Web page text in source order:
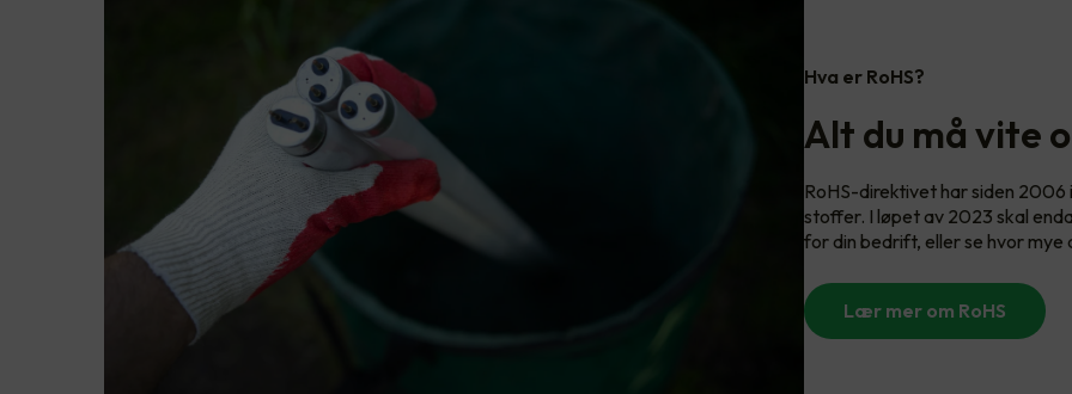
Hva er RoHS?
Alt du må vite
RoHS-direktivet har siden
stoffer. I løpet av 2023 skal
for din bedrift, eller se hvor mye
Lær mer om RoHS